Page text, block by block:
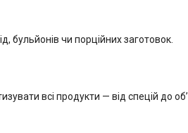
бульйонів чи порційних заготовок.
всі продукти — від спецій до